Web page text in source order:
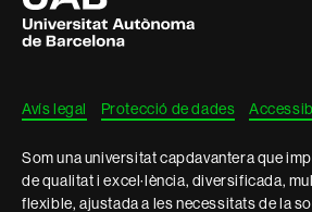
de
Barcelona
Avís legal Protecció de dades
Som una universitat capdavantera que
de qualitat i excel·lència, diversificada,
flexible, ajustada a les necessitats de la